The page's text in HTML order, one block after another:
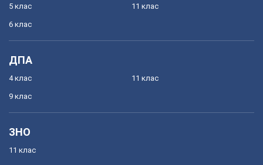
5 клас
6 клас
11 клас
ДПА
4 клас
9 клас
11 клас
ЗНО
11 клас